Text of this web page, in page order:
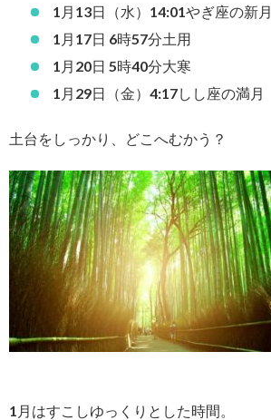
1月13日（水）14:01やぎ座の新月
1月17日 6時57分土用
1月20日 5時40分大寒
1月29日（金）4:17しし座の満月
土台をしっかり、どこへむかう？
1月はすこしゆっくりとした時間。